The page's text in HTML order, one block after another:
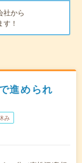
社から
！
進められ
み